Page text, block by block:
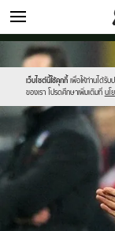
กีฬา
เว็บไซต์นี้ใช้คุกกี้ เพื่อให้ท่านได้รั
ของเรา โปรดศึกษาเพิ่มเติมที่ นโ
Sanook
//s.isanook.com/sr/
new-
sanook.png
600
//s.isanook.com/sp/0/